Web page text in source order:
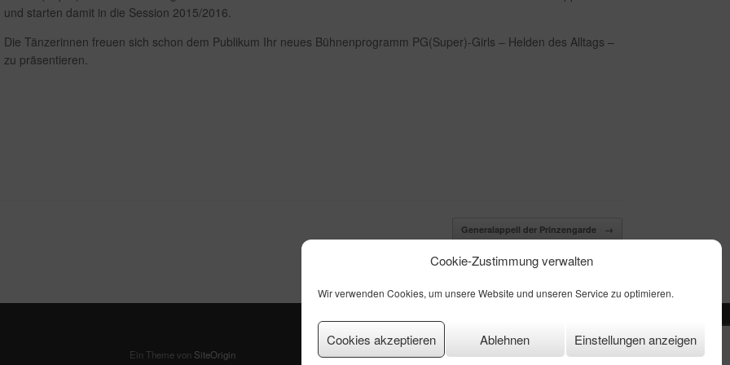
Cookie-Zustimmung verwalten
Wir verwenden Cookies, um unsere Website und unseren Service zu optimieren.
Cookies akzeptieren Ablehnen Einstellungen anzeigen
und starten damit in die Session 2015/2016.
Die Tänzerinnen freuen sich schon dem Publikum Ihr neues Bühnenprogramm PG(Super)-Girls – Helden des Alltags –
zu präsentieren.
Generalappell der Prinzengarde →
Ein Theme von SiteOrigin